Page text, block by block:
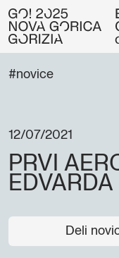
#novice
12/07/2021
PRVI
Deli